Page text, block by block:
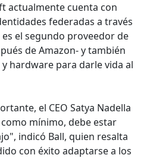
actualmente cuenta con
federadas a través
el segundo proveedor de
de Amazon- y también
hardware para darle vida al
el CEO Satya Nadella
mínimo, debe estar
indicó Ball, quien resalta
con éxito adaptarse a los